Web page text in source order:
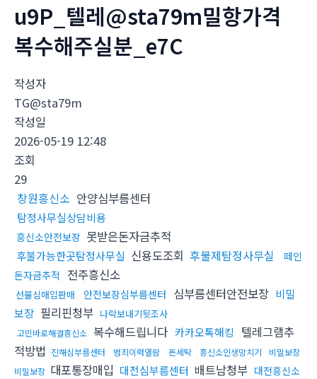
u9P_텔레@sta79m밀항가격
복수해주실분_e7C
작성자
TG@sta79m
작성일
2026-05-19 12:48
조회
29
창원흥신소 안양심부름센터
탐정사무실상담비용
흥신소안전보장 못받은돈자금추적
후불가능한곳탐정사무실 신용도조회 후불제탐정사무실
떼인
돈자금추적 전주흥신소
선불심매입판매 안전보장심부름센터 심부름센터안전보장 비밀
보장 필리핀청부 나락보내기뒷조사
고민바로해결흥신소 복수해드립니다 카카오톡해킹
텔레그램추
적방법 진해심부름센터 범죄이력열람 돈세탁 흥신소인생망치기
비밀보장
비밀보장 대포통장매입 대전심부름센터 배트남청부 대전흥신소